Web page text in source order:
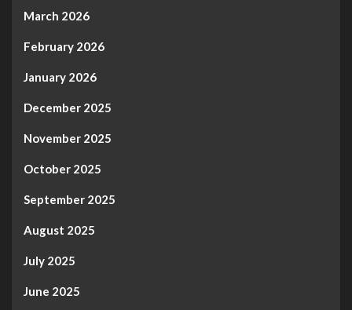
March 2026
February 2026
January 2026
December 2025
November 2025
October 2025
September 2025
August 2025
July 2025
June 2025